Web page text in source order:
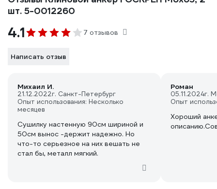
шт. 5-0012260
4.1 7 отзывов
Написать отзыв
Михаил И.
21.12.2022г. Санкт-Петербург
Опыт использования: Несколько
месяцев
Сушилку настенную 90см шириной и
50см вынос -держит надежно. Но
что-то серьезное на них вешать не
стал бы, металл мягкий.
Роман
05.11.2024г.
Опыт
Хороший